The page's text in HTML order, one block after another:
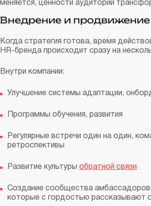
меняется, ценности аудиторий
Внедрение и продвижение
Когда стратегия готова, время
HR-бренда происходит сразу на
Внутри компании:
Улучшение системы адаптации,
Программы обучения, развития
Регулярные встречи один на один,
ретроспективы
Развитие культуры обратной связи
Создание сообщества
которые с гордостью рассказывают